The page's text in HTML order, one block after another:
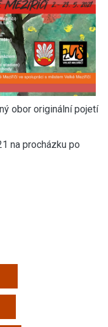
obor originální pojetí
na procházku po